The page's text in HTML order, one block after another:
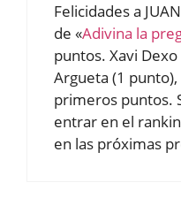
Felicidades a
de «Adivina la
puntos. Xavi
Argueta (1
primeros puntos.
entrar en el
en las próximas